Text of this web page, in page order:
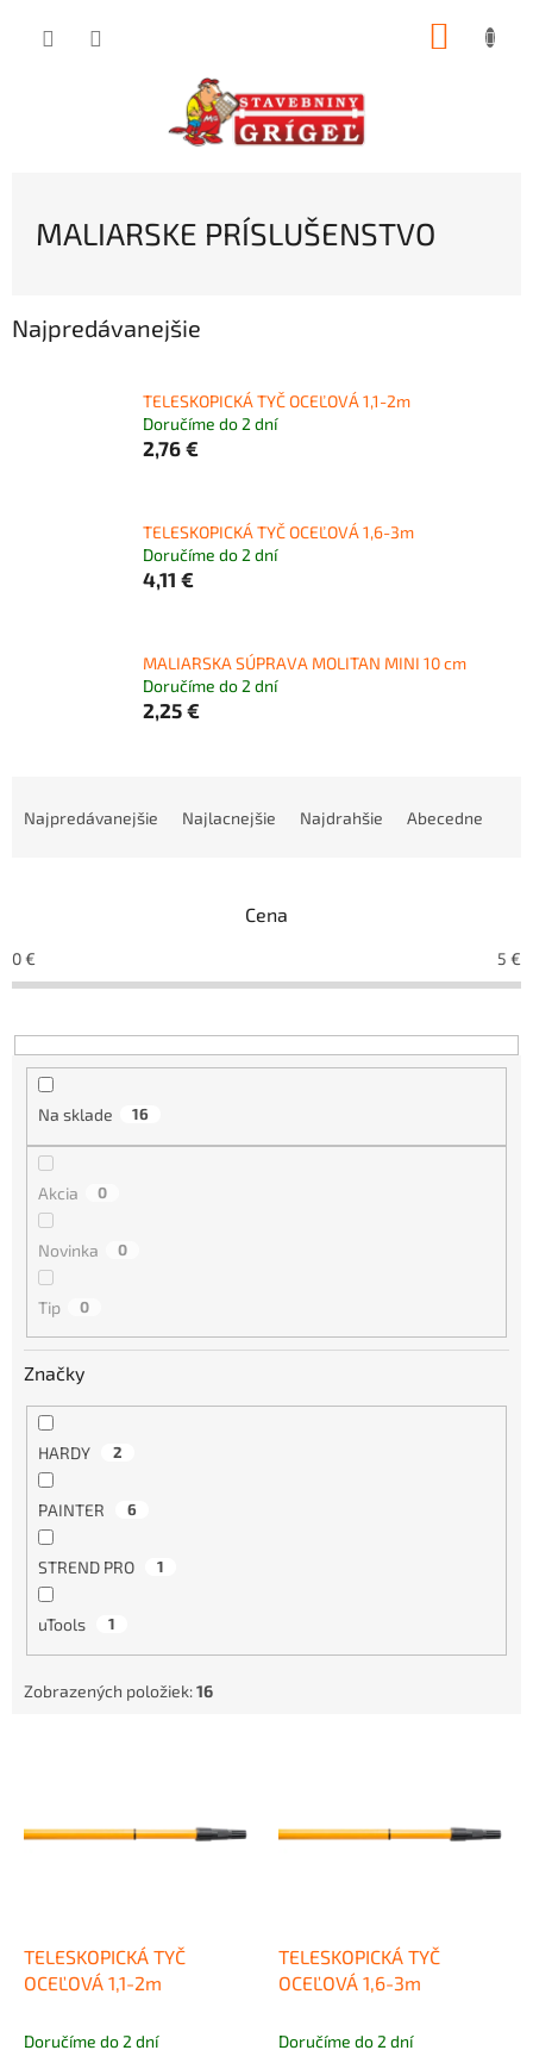
MALIARSKE PRÍSLUŠENSTVO
Najpredávanejšie
TELESKOPICKÁ TYČ OCEĽOVÁ 1,1-2m
Doručíme do 2 dní
2,76 €
TELESKOPICKÁ TYČ OCEĽOVÁ 1,6-3m
Doručíme do 2 dní
4,11 €
MALIARSKA SÚPRAVA MOLITAN MINI 10 cm
Doručíme do 2 dní
2,25 €
e
p
r
d
Najpredávanejšie Najlacnejšie Najdrahšie Abecedne
Cena
0€ 5 €
Na sklade 16
Akcia 0
Novinka 0
Tip 0
Značky
HARDY 2
PAINTER 6
STREND PRO 1
uTools 1
Zobrazených položiek:16
TELESKOPICKÁ TYČ
OCEĽOVÁ 1,1-2m
Doručíme do 2 dní
TELESKOPICKÁ TYČ
OCEĽOVÁ 1,6-3m
Doručíme do 2 dní